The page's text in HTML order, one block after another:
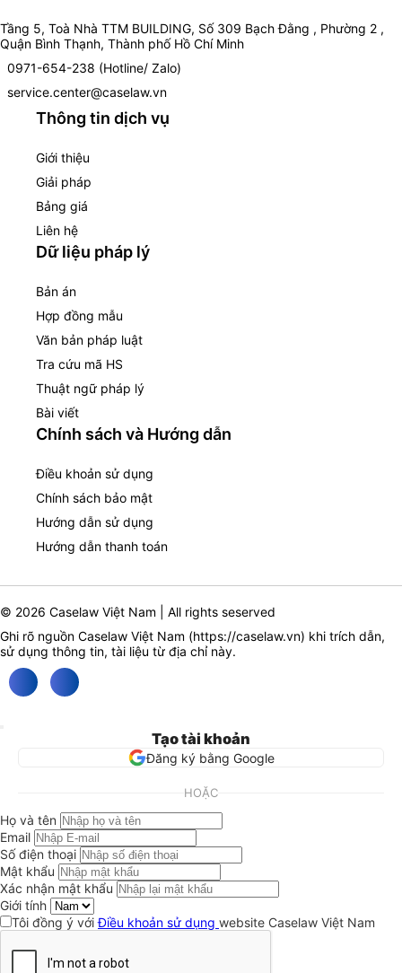
Tầng 5, Toà Nhà TTM BUILDING, Số 309 Bạch Đằng , Phường 2 ,
Quận Bình Thạnh, Thành phố Hồ Chí Minh
0971-654-238 (Hotline/ Zalo)
service.center@caselaw.vn
Thông tin dịch vụ
Giới thiệu
Giải pháp
Bảng giá
Liên hệ
Dữ liệu pháp lý
Bản án
Hợp đồng mẫu
Văn bản pháp luật
Tra cứu mã HS
Thuật ngữ pháp lý
Bài viết
Chính sách và Hướng dẫn
Điều khoản sử dụng
Chính sách bảo mật
Hướng dẫn sử dụng
Hướng dẫn thanh toán
© 2026 Caselaw Việt Nam | All rights seserved
Ghi rõ nguồn Caselaw Việt Nam (https://caselaw.vn) khi trích dẫn,
sử dụng thông tin, tài liệu từ địa chỉ này.
Tạo tài khoản
Đăng ký bằng Google
HOẶC
Họ và tên
Email
Số điện thoại
Mật khẩu
Xác nhận mật khẩu
Giới tính
Tôi đồng ý vớiĐiều khoản sử dụng website Caselaw Việt Nam